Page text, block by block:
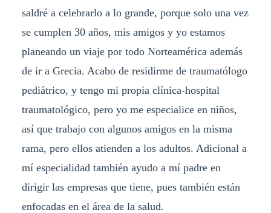
saldré a celebrarlo a lo grande, porque solo una vez
se cumplen 30 años, mis amigos y yo estamos
planeando un viaje por todo Norteamérica además
de ir a Grecia. Acabo de residirme de traumatólogo
pediátrico, y tengo mi propia clínica-hospital
traumatológico, pero yo me especialice en niños,
así que trabajo con algunos amigos en la misma
rama, pero ellos atienden a los adultos. Adicional a
mí especialidad también ayudo a mí padre en
dirigir las empresas que tiene, pues también están
enfocadas en el área de la salud.